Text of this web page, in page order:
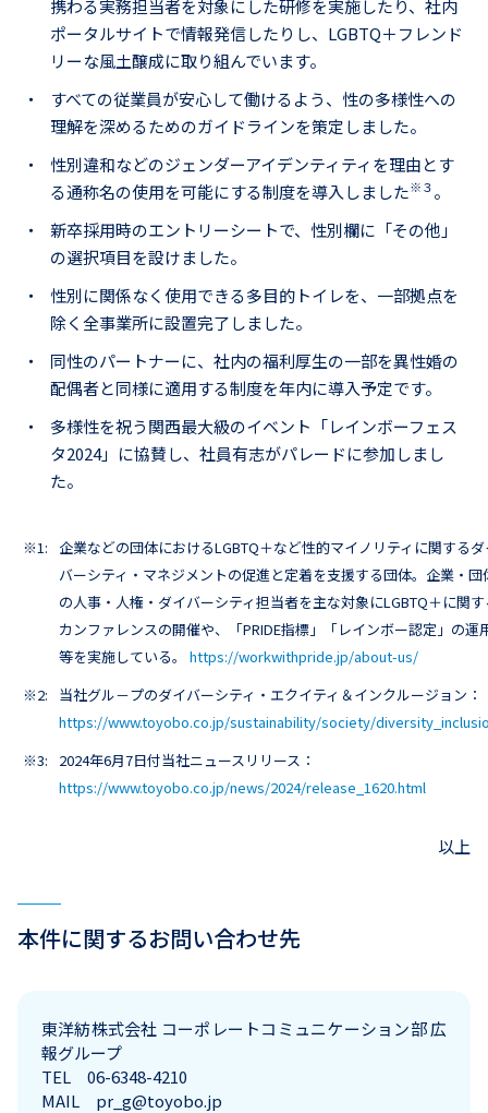
携わる実務担当者を対象にした研修を実施したり、社内
ポータルサイトで情報発信したりし、LGBTQ＋フレンド
リーな風土醸成に取り組んでいます。
・
すべての従業員が安心して働けるよう、性の多様性への
理解を深めるためのガイドラインを策定しました。
・
性別違和などのジェンダーアイデンティティを理由とす
る通称名の使用を可能にする制度を導入しました※３。
・
新卒採用時のエントリーシートで、性別欄に「その他」
の選択項目を設けました。
・
性別に関係なく使用できる多目的トイレを、一部拠点を
除く全事業所に設置完了しました。
・
同性のパートナーに、社内の福利厚生の一部を異性婚の
配偶者と同様に適用する制度を年内に導入予定です。
・
多様性を祝う関西最大級のイベント「レインボーフェス
タ2024」に協賛し、社員有志がパレードに参加しまし
た。
※1:
企業などの団体におけるLGBTQ＋など性的マイノリティに関する
バーシティ・マネジメントの促進と定着を支援する団体。企業・団
の人事・人権・ダイバーシティ担当者を主な対象にLGBTQ＋に関
カンファレンスの開催や、「PRIDE指標」「レインボー認定」の運
等を実施している。 https://workwithpride.jp/about-us/
※2:
当社グル－プのダイバーシティ・エクイティ＆インクルージョン：
https://www.toyobo.co.jp/sustainability/society/
※3:
2024年6月7日付当社ニュースリリース：
https://www.toyobo.co.jp/news/2024/release_1620.html
以上
本件に関するお問い合わせ先
東洋紡株式会社 コーポレートコミュニケーション部 広
報グループ
TEL 06-6348-4210
MAIL pr_g@toyobo.jp